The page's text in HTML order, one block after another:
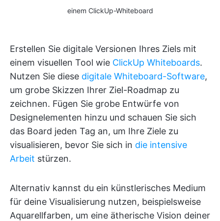
einem ClickUp-Whiteboard
Erstellen Sie digitale Versionen Ihres Ziels mit
einem visuellen Tool wie ClickUp Whiteboards.
Nutzen Sie diese digitale Whiteboard-Software,
um grobe Skizzen Ihrer Ziel-Roadmap zu
zeichnen. Fügen Sie grobe Entwürfe von
Designelementen hinzu und schauen Sie sich
das Board jeden Tag an, um Ihre Ziele zu
visualisieren, bevor Sie sich in die intensive
Arbeit stürzen.
Alternativ kannst du ein künstlerisches Medium
für deine Visualisierung nutzen, beispielsweise
Aquarellfarben, um eine ätherische Vision deiner